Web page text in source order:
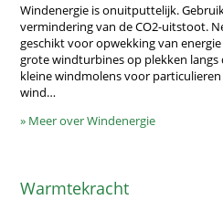
Windenergie is onuitputtelijk.
vermindering van de CO2-uitstoot.
geschikt voor opwekking van
grote windturbines op plekken langs
kleine windmolens voor
wind…
» Meer over Windenergie
Warmtekracht